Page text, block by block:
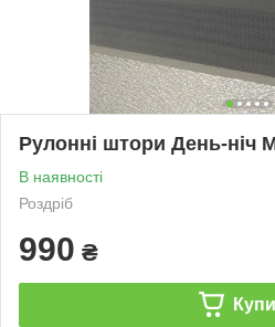
Рулонні штори День-ніч
В наявності
Роздріб
990 ₴